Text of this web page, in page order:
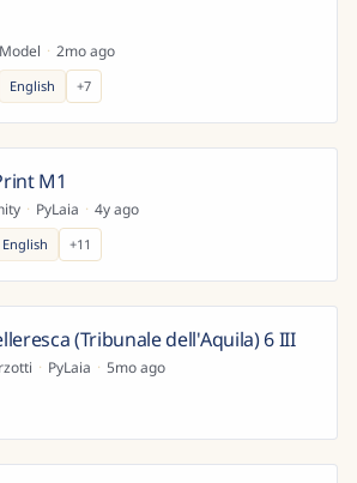
· 2mo ago
English +7
M1
· PyLaia · 4y ago
English +11
(Tribunale dell'Aquila) 6 III
· PyLaia · 5mo ago